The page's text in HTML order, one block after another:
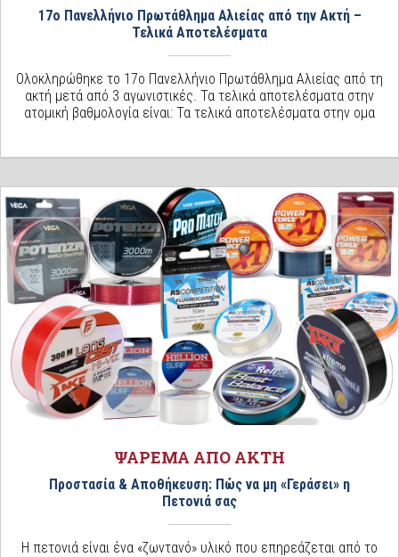
17ο Πανελλήνιο Πρωτάθλημα Αλιείας από την Ακτή –
Τελικά Αποτελέσματα
Ολοκληρώθηκε το 17ο Πανελλήνιο Πρωτάθλημα Αλιείας από τη
ακτή μετά από 3 αγωνιστικές. Τα τελικά αποτελέσματα στην
ατομική βαθμολογία είναι: Τα τελικά αποτελέσματα στην ομα
ΨΑΡΕΜΑ ΑΠΟ ΑΚΤΗ
Προστασία & Αποθήκευση: Πώς να μη «Γεράσει» η
Πετονιά σας
Η πετονιά είναι ένα «ζωντανό» υλικό που επηρεάζεται από το